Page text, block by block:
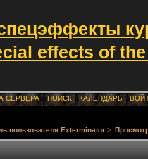
effects of
СЕРВЕРА ПОИСК КАЛЕНДАРЬ
пользователя Exterminator >